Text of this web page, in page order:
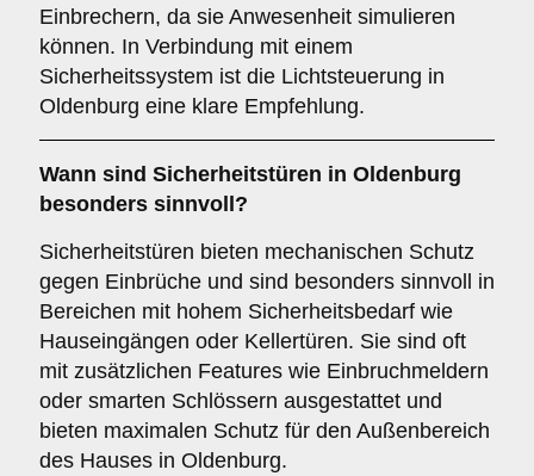
Einbrechern, da sie Anwesenheit simulieren
können. In Verbindung mit einem
Sicherheitssystem ist die Lichtsteuerung in
Oldenburg eine klare Empfehlung.
Wann sind Sicherheitstüren in Oldenburg
besonders sinnvoll?
Sicherheitstüren bieten mechanischen Schutz
gegen Einbrüche und sind besonders sinnvoll in
Bereichen mit hohem Sicherheitsbedarf wie
Hauseingängen oder Kellertüren. Sie sind oft
mit zusätzlichen Features wie Einbruchmeldern
oder smarten Schlössern ausgestattet und
bieten maximalen Schutz für den Außenbereich
des Hauses in Oldenburg.